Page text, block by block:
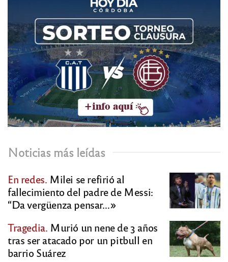
Noticias más leídas
En redes. Milei se refirió al
fallecimiento del padre de Messi:
“Da vergüenza pensar…»
Tragedia. Murió un nene de 3 años
tras ser atacado por un pitbull en
barrio Suárez